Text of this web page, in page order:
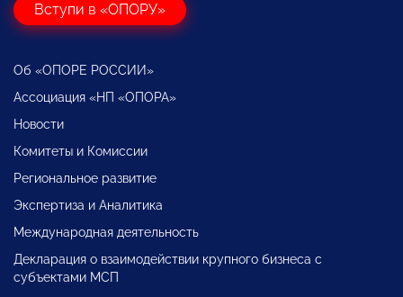
Вступи в «ОПОРУ»
Об «ОПОРЕ РОССИИ»
Ассоциация «НП «ОПОРА»
Новости
Комитеты и Комиссии
Региональное развитие
Экспертиза и Аналитика
Международная деятельность
Декларация о взаимодействии крупного бизнеса с
субъектами МСП